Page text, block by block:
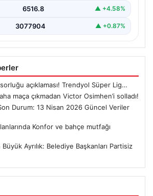
6516.8 ▲ +4.58%
3077904 ▲ +0.87%
açıklaması! Trendyol Süper Lig…
maça çıkmadan Victor Osimhen’i solladı!
Durum: 13 Nisan 2026 Güncel Veriler
Konfor ve bahçe mutfağı
Büyük Ayrılık: Belediye Başkanları Partisiz